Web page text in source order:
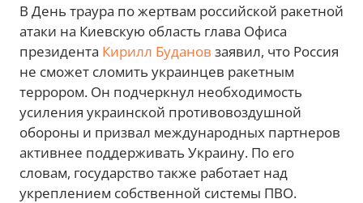
В День траура по жертвам российской ракетной
атаки на Киевскую область глава Офиса
президента Кирилл Буданов заявил, что Россия
не сможет сломить украинцев ракетным
террором. Он подчеркнул необходимость
усиления украинской противовоздушной
обороны и призвал международных партнеров
активнее поддерживать Украину. По его
словам, государство также работает над
укреплением собственной системы ПВО.